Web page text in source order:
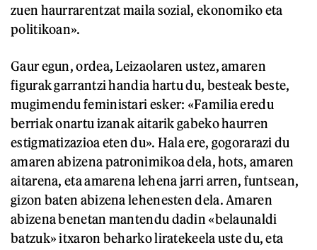
zuen haurrarentzat maila sozial, ekonomiko eta
politikoan».
Gaur egun, ordea, Leizaolaren ustez, amaren
figurak garrantzi handia hartu du, besteak beste,
mugimendu feministari esker: «Familia eredu
berriak onartu izanak aitarik gabeko haurren
estigmatizazioa eten du». Hala ere, gogorarazi du
amaren abizena patronimikoa dela, hots, amaren
aitarena, eta amarena lehena jarri arren, funtsean,
gizon baten abizena lehenesten dela. Amaren
abizena benetan mantendu dadin «belaunaldi
batzuk» itxaron beharko liratekeela uste du, eta